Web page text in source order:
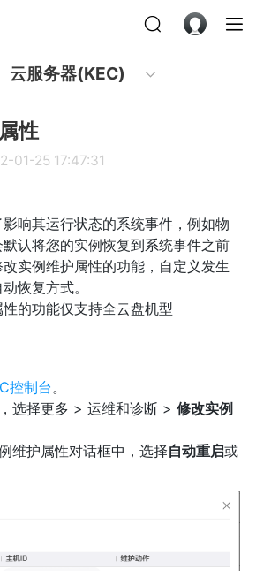
云服务器(KEC)
性
01-25 17:47:31
响其运行状态的系统事件，例如物
认将您的实例恢复到系统事件之前
实例维护属性的功能，自定义发生
恢复方式。
的功能仅支持全云盘机型
控制台。
选择更多 > 运维和诊断 > 修改实例
维护属性对话框中，选择自动重启或